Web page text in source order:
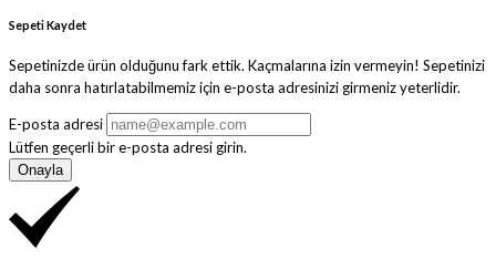
Sepeti Kaydet
Sepetinizde ürün olduğunu fark ettik. Kaçmalarına izin vermeyin! Sepetinizi
daha sonra hatırlatabilmemiz için e-posta adresinizi girmeniz yeterlidir.
E-posta adresi
Lütfen geçerli bir e-posta adresi girin.
Onayla